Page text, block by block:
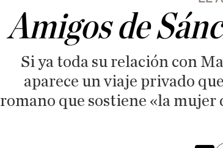
Amigos de
Si ya toda su relación con
aparece un viaje privado
romano que sostiene «la mujer